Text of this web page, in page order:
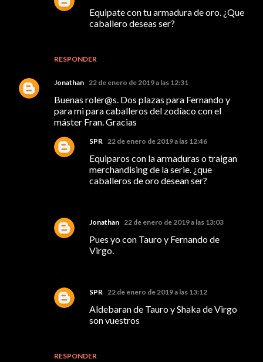
RESPONDER
Equipate con tu armadura de oro. ¿Que
caballero deseas ser?
Jonathan 22 de enero de 2019 a las 12:31
Buenas roler@s. Dos plazas para Fernando y
para mi para caballeros del zodíaco con el
máster Fran. Gracias
RESPONDER
SPR 22 de enero de 2019 a las 12:46
Equiparos con la armaduras o traigan
merchandising de la serie. ¿que
caballeros de oro desean ser?
Jonathan 22 de enero de 2019 a las 13:03
Pues yo con Tauro y Fernando de
Virgo.
SPR 22 de enero de 2019 a las 13:12
Aldebaran de Tauro y Shaka de Virgo
son vuestros